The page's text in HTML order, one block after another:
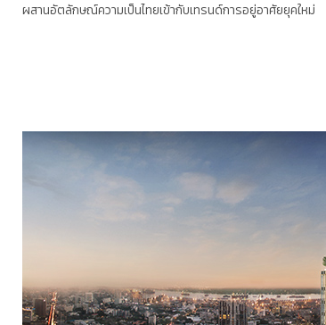
ผสานอัตลักษณ์ความเป็นไทยเข้ากับเทรนด์การอยู่อาศัยยุคใหม่